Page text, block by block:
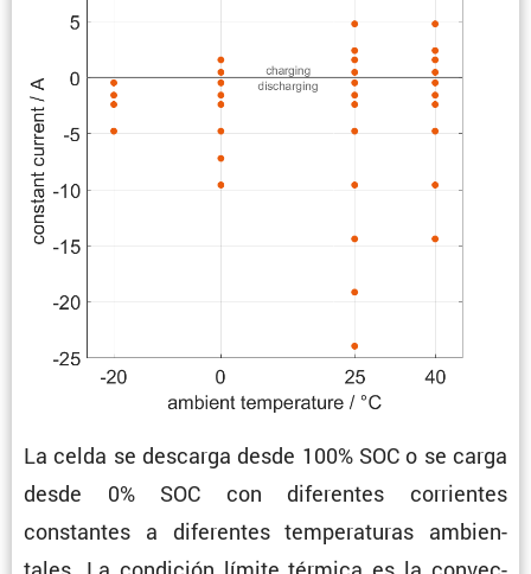
La celda se descarga desde 100% SOC o se carga
desde 0% SOC con diferentes corrientes
constantes a diferentes tempe­ra­turas ambien­